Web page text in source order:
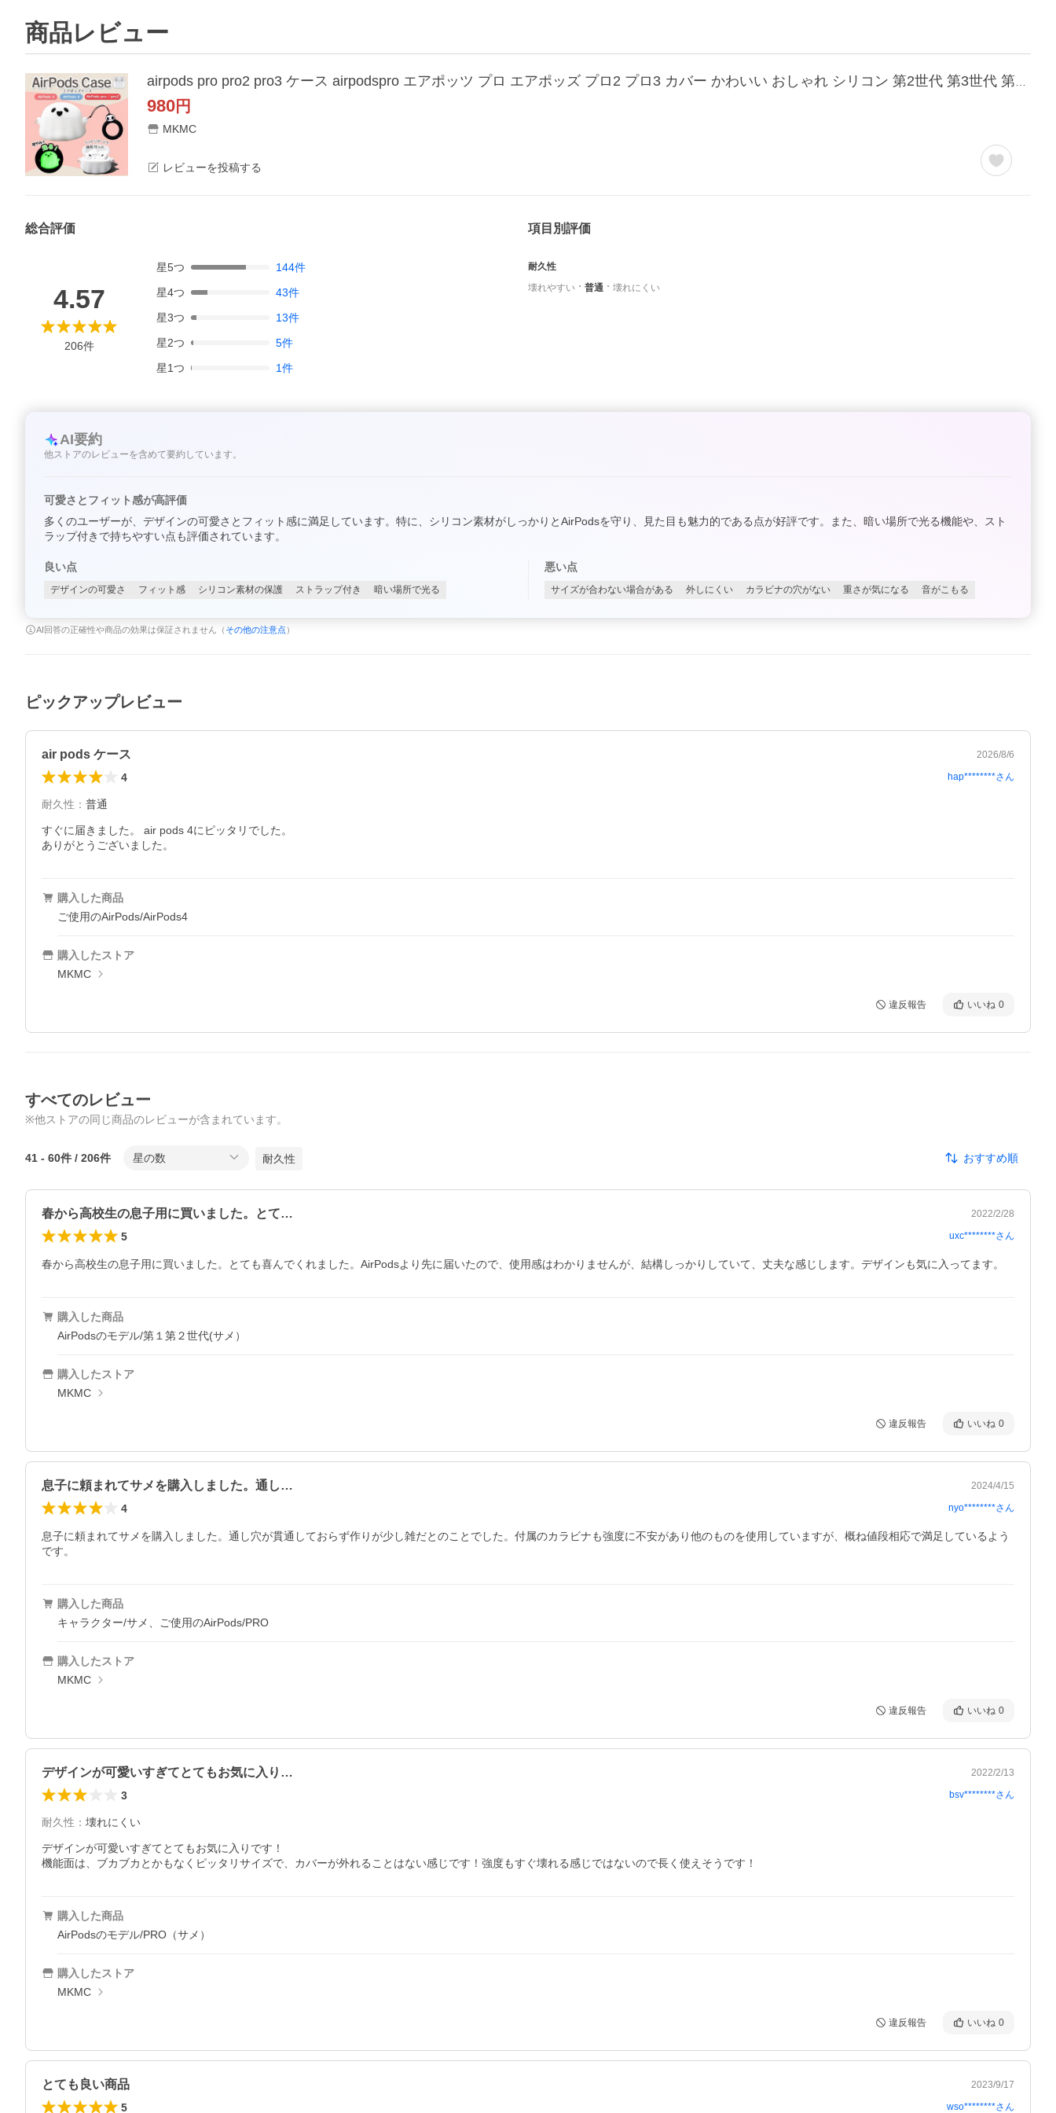
商品レビュー
980円
MKMC
レビューを投稿する
総合評価
4.57
206件
星5つ 144件
星4つ 43件
星3つ 13件
星2つ 5件
星1つ 1件
項目別評価
耐久性
壊れやすい
普通 壊れにくい
AI要約
他ストアのレビューを含めて要約しています。
可愛さとフィット感が高評価
多くのユーザーが、デザインの可愛さとフィット感に満足しています。特に、シリコン素材がしっかりとAirPodsを守り、見た目も魅力的である点が好評です。また、暗い場所で光る機能や、スト
ラップ付きで持ちやすい点も評価されています。
良い点
デザインの可愛さ フィット感 シリコン素材の保護 ストラップ付き 暗い場所で光る
悪い点
サイズが合わない場合がある 外しにくい カラビナの穴がない 重さが気になる 音がこもる
AI回答の正確性や商品の効果は保証されません（ その他の注意点 ）
ピックアップレビュー
air pods ケース 2026/8/6
4 hap********さん
耐久性 ： 普通
すぐに届きました。 air pods 4にピッタリでした。
ありがとうございました。
購入した商品
ご使用のAirPods/AirPods4
購入したストア
MKMC
違反報告 いいね 0
すべてのレビュー
※他ストアの同じ商品のレビューが含まれています。
41 - 60件 / 206件 星の数 耐久性 おすすめ順
春から高校生の息子用に買いました。とて… 2022/2/28
5 uxc********さん
春から高校生の息子用に買いました。とても喜んでくれました。AirPodsより先に届いたので、使用感はわかりませんが、結構しっかりしていて、丈夫な感じします。デザインも気に入ってます。
購入した商品
AirPodsのモデル/第１第２世代(サメ）
購入したストア
MKMC
違反報告 いいね 0
息子に頼まれてサメを購入しました。通し… 2024/4/15
4 nyo********さん
息子に頼まれてサメを購入しました。通し穴が貫通しておらず作りが少し雑だとのことでした。付属のカラビナも強度に不安があり他のものを使用していますが、概ね値段相応で満足しているよう
です。
購入した商品
キャラクター/サメ、ご使用のAirPods/PRO
購入したストア
MKMC
違反報告 いいね 0
デザインが可愛いすぎてとてもお気に入り… 2022/2/13
3 bsv********さん
耐久性 ： 壊れにくい
デザインが可愛いすぎてとてもお気に入りです！
機能面は、ブカブカとかもなくピッタリサイズで、カバーが外れることはない感じです！強度もすぐ壊れる感じではないので長く使えそうです！
購入した商品
AirPodsのモデル/PRO（サメ）
購入したストア
MKMC
違反報告 いいね 0
とても良い商品 2023/9/17
5 wso********さん